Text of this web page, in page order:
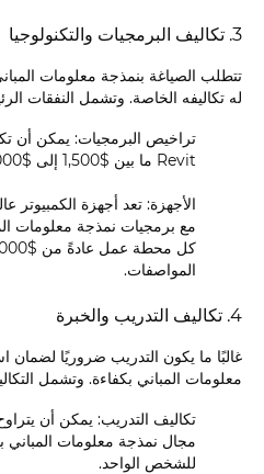
3. تكاليف البرمجيات والتكنولوجيا
تتطلب الصياغة بنمذجة معلومات
له تكاليفه الخاصة. وتشمل النفقات
Revit ما بين $1,500 إلى $3,000 سنوياً، لكل مستخدم.
الأجهزة: تعد أجهزة الكمبيوتر
مع برمجيات نمذجة معلومات
المواصفات.
4. تكاليف التدريب والخبرة
غالبًا ما يكون التدريب ضروريًا لضمان
معلومات المباني بكفاءة. وتشمل
تكاليف التدريب: يمكن أن
للشخص الواحد.